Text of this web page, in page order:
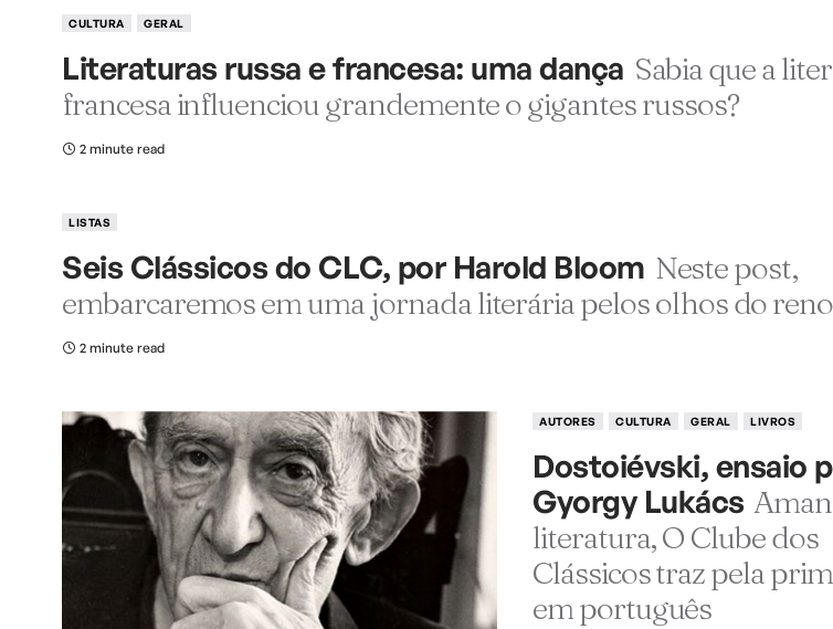
CULTURA GERAL
Literaturas russa e francesa: uma dança Sabia que a
francesa influenciou grandemente o gigantes russos?
2 minute read
LISTAS
Seis Clássicos do CLC, por Harold Bloom Neste post,
embarcaremos em uma jornada literária pelos olhos do
2 minute read
AUTORES CULTURA GERAL LIVROS
Dostoiévski, ensaio
Gyorgy Lukács
literatura, O Clube dos
Clássicos traz pela
em português